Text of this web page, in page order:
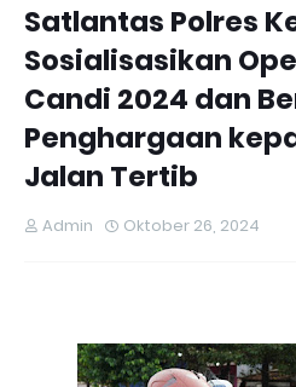
Satlantas Polres
Sosialisasikan
Candi 2024 dan
Penghargaan
Jalan Tertib
Admin Oktober 26, 2024